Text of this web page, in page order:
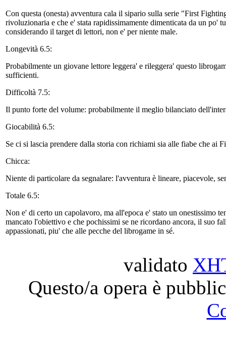
Con questa (onesta) avventura cala il sipario sulla serie "First
rivoluzionaria e che e' stata rapidissimamente dimenticata da un
considerando il target di lettori, non e' per niente male.
Longevità 6.5:
Probabilmente un giovane lettore leggera' e rileggera' questo
sufficienti.
Difficoltà 7.5:
Il punto forte del volume: probabilmente il meglio bilanciato
Giocabilità 6.5:
Se ci si lascia prendere dalla storia con richiami sia alle fiabe che ai
Chicca:
Niente di particolare da segnalare: l'avventura è lineare, piacevole,
Totale 6.5:
Non e' di certo un capolavoro, ma all'epoca e' stato un onestissimo
mancato l'obiettivo e che pochissimi se ne ricordano ancora, il suo
appassionati, piu' che alle pecche del librogame in sé.
validato
Questo/a opera è